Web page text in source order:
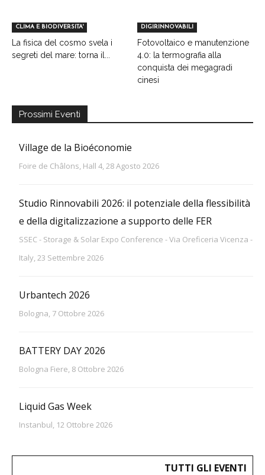
CLIMA E BIODIVERSITA'
La fisica del cosmo svela i
segreti del mare: torna il...
DIGIRINNOVABILI
Fotovoltaico e manutenzione
4.0: la termografia alla
conquista dei megagradi
cinesi
Prossimi Eventi
Village de la Bioéconomie
Foire de Châlons, Hall 4, 28 Agosto 2026
Studio Rinnovabili 2026: il potenziale della flessibilità
e della digitalizzazione a supporto delle FER
SSEC - Storage & Solar Expo Conference - Via Oreficeria Vicenza -
Italy, 23 Settembre 2026
Urbantech 2026
Bologna, 7 Ottobre 2026
BATTERY DAY 2026
Bologna Fiere, 8 Ottobre 2026
Liquid Gas Week
Instanbul, 12 Ottobre 2026
TUTTI GLI EVENTI